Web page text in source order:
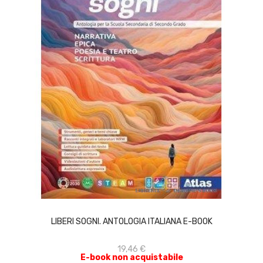
LIBERI SOGNI. ANTOLOGIA ITALIANA E-BOOK
19,46 €
E-book non acquistabile
ACQUISTA